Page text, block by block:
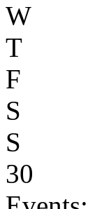
W
T
F
S
S
30